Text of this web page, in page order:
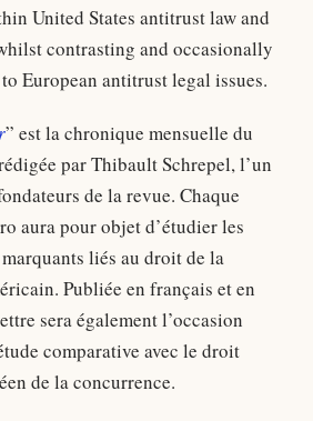
United States antitrust law and
contrasting and occasionally
European antitrust legal issues.
” est la chronique mensuelle du
par Thibault Schrepel, l’un
de la revue. Chaque
aura pour objet d’étudier les
liés au droit de la
Publiée en français et en
sera également l’occasion
comparative avec le droit
de la concurrence.